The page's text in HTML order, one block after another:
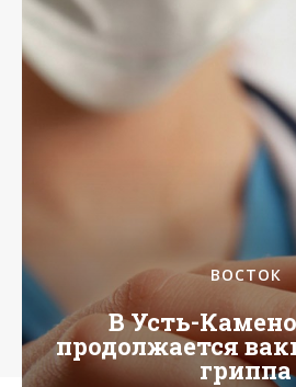
ВОСТОК
В Усть-
продолжается
гриппа